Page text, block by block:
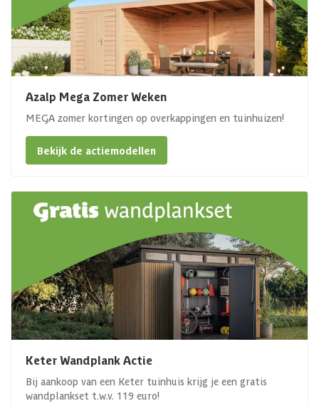
Azalp Mega Zomer Weken
MEGA zomer kortingen op overkappingen en tuinhuizen!
Bekijk de actiemodellen
Keter Wandplank Actie
Bij aankoop van een Keter tuinhuis krijg je een gratis
wandplankset t.w.v. 119 euro!